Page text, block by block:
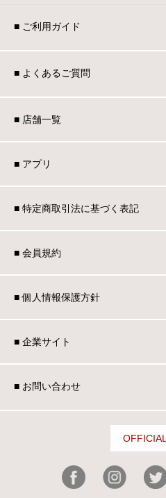
■ ご利用ガイド
■ よくあるご質問
■ 店舗一覧
■ アプリ
■ 特定商取引法に基づく表記
■ 会員規約
■ 個人情報保護方針
■ 企業サイト
■ お問い合わせ